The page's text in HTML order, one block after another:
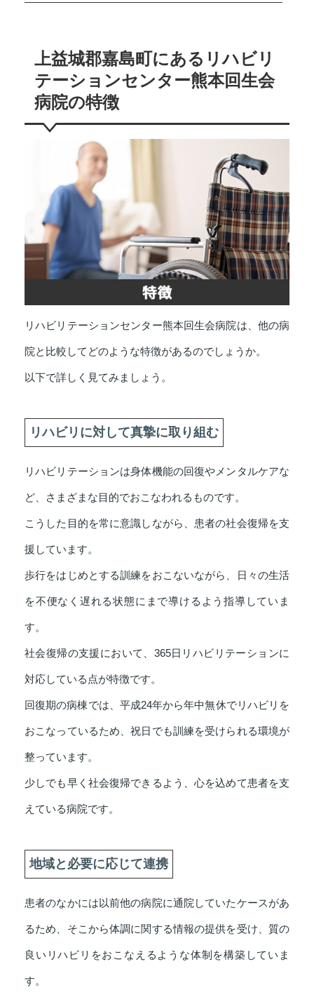
上益城郡嘉島町にあるリハビリ
テーションセンター熊本回生会
病院の特徴
リハビリテーションセンター熊本回生会病院は、他の病
院と比較してどのような特徴があるのでしょうか。
以下で詳しく見てみましょう。
リハビリに対して真摯に取り組む
リハビリテーションは身体機能の回復やメンタルケアな
ど、さまざまな目的でおこなわれるものです。
こうした目的を常に意識しながら、患者の社会復帰を支
援しています。
歩行をはじめとする訓練をおこないながら、日々の生活
を不便なく遅れる状態にまで導けるよう指導していま
す。
社会復帰の支援において、365日リハビリテーションに
対応している点が特徴です。
回復期の病棟では、平成24年から年中無休でリハビリを
おこなっているため、祝日でも訓練を受けられる環境が
整っています。
少しでも早く社会復帰できるよう、心を込めて患者を支
えている病院です。
地域と必要に応じて連携
患者のなかには以前他の病院に通院していたケースがあ
るため、そこから体調に関する情報の提供を受け、質の
良いリハビリをおこなえるような体制を構築していま
す。